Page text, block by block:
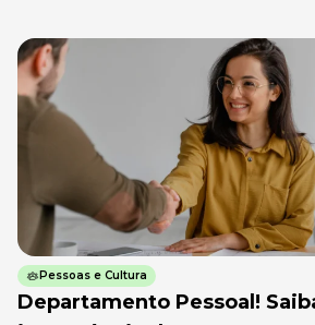
toda a diferença no salário de quem […]
Pessoas e Cultura
Departamento Pessoal!